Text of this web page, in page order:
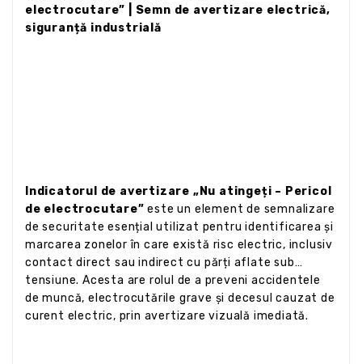
electrocutare” | Semn de avertizare electrică,
siguranță industrială
Indicatorul de avertizare „Nu atingeți – Pericol
de electrocutare”este un element de semnalizare
de securitate esențial utilizat pentru identificarea și
marcarea zonelor în care există risc electric, inclusiv
contact direct sau indirect cu părți aflate sub
tensiune. Acesta are rolul de a preveni accidentele
de muncă, electrocutările grave și decesul cauzat de
curent electric, prin avertizare vizuală imediată.